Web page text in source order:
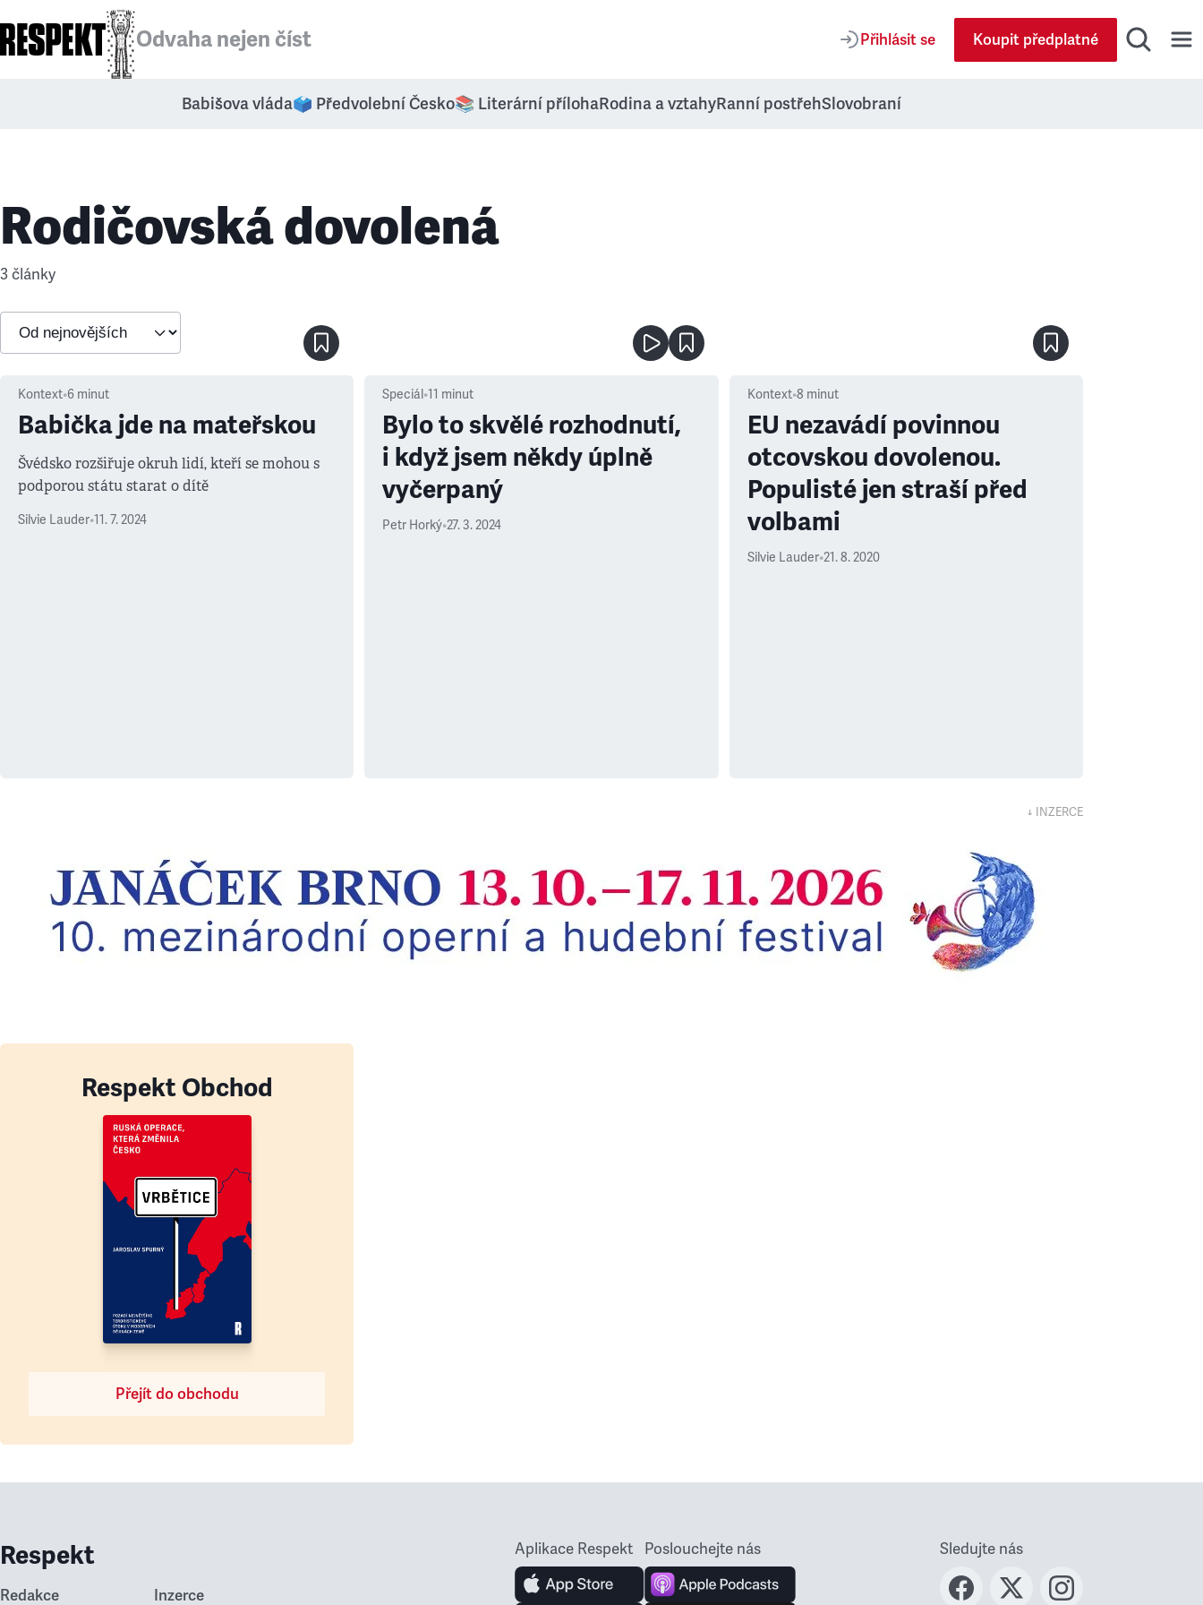
Odvaha nejen číst Přihlásit se Koupit předplatné
Babišova vláda🗳️ Předvolební Česko📚 Literární přílohaRodina a vztahyRanní postřehSlovobraní
Rodičovská dovolená
3 články
Kontext•6 minut
Babička jde na mateřskou
Švédsko rozšiřuje okruh lidí, kteří se mohou s
podporou státu starat o dítě
Silvie Lauder•11. 7. 2024
Speciál •11 minut
Bylo to skvělé rozhodnutí,
i když jsem někdy úplně
vyčerpaný
Petr Horký•27. 3. 2024
Kontext•8 minut
EU nezavádí povinnou
otcovskou dovolenou.
Populisté jen straší před
volbami
Silvie Lauder•21. 8. 2020
↓ INZERCE
Respekt Obchod
Přejít do obchodu
Respekt
Redakce Inzerce
Aplikace Respekt Poslouchejte nás Sledujte nás